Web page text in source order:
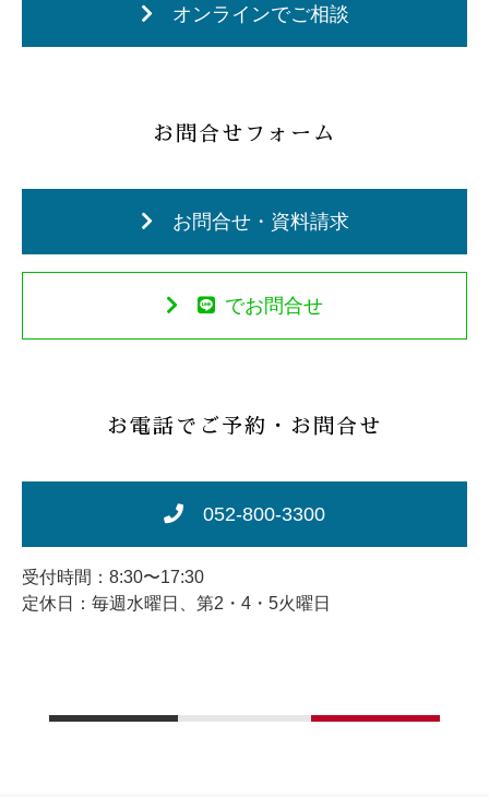
オンラインでご相談
お問合せフォーム
お問合せ・資料請求
でお問合せ
お電話でご予約・お問合せ
052-800-3300
受付時間：8:30〜17:30
定休日：毎週水曜日、第2・4・5火曜日